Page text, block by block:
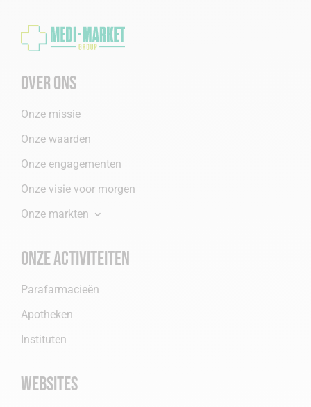
Over ons
Onze missie
Onze waarden
Onze engagementen
Onze visie voor morgen
Onze markten
Onze activiteiten
Parafarmacieën
Apotheken
Instituten
Websites